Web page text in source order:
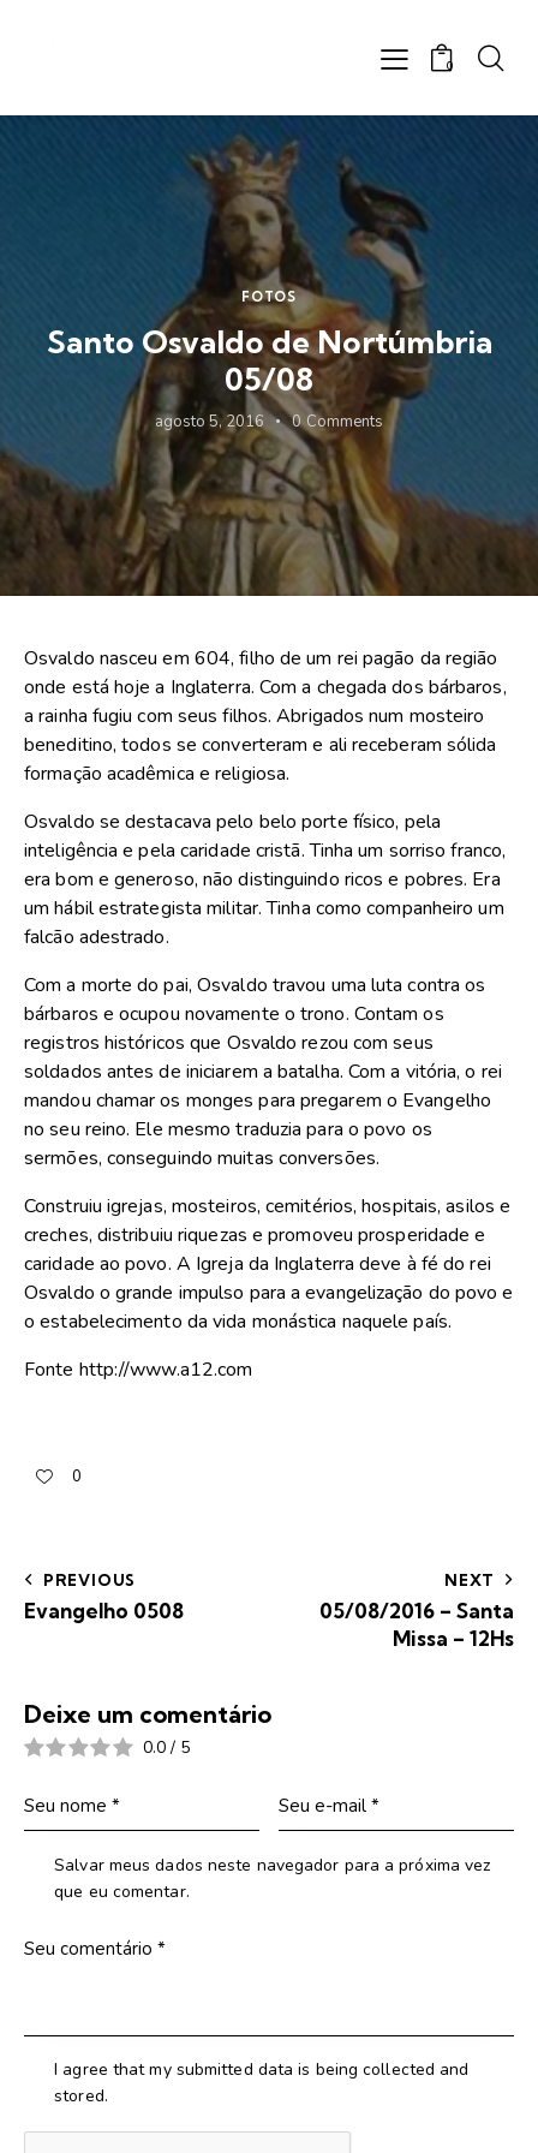
0
FOTOS
Santo Osvaldo de Nortúmbria
05/08
agosto 5, 2016 0 Comments
Osvaldo nasceu em 604, filho de um rei pagão da região
onde está hoje a Inglaterra. Com a chegada dos bárbaros,
a rainha fugiu com seus filhos. Abrigados num mosteiro
beneditino, todos se converteram e ali receberam sólida
formação acadêmica e religiosa.
Osvaldo se destacava pelo belo porte físico, pela
inteligência e pela caridade cristã. Tinha um sorriso franco,
era bom e generoso, não distinguindo ricos e pobres. Era
um hábil estrategista militar. Tinha como companheiro um
falcão adestrado.
Com a morte do pai, Osvaldo travou uma luta contra os
bárbaros e ocupou novamente o trono. Contam os
registros históricos que Osvaldo rezou com seus
soldados antes de iniciarem a batalha. Com a vitória, o rei
mandou chamar os monges para pregarem o Evangelho
no seu reino. Ele mesmo traduzia para o povo os
sermões, conseguindo muitas conversões.
Construiu igrejas, mosteiros, cemitérios, hospitais, asilos e
creches, distribuiu riquezas e promoveu prosperidade e
caridade ao povo. A Igreja da Inglaterra deve à fé do rei
Osvaldo o grande impulso para a evangelização do povo e
o estabelecimento da vida monástica naquele país.
Fonte http://www.a12.com
0
PREVIOUS
Evangelho 0508
NEXT
05/08/2016 – Santa
Missa – 12Hs
Deixe um comentário
0.0 / 5
Salvar meus dados neste navegador para a próxima vez
que eu comentar.
I agree that my submitted data is being collected and
stored.